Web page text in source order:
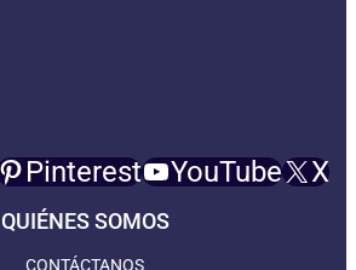
Pinterest YouTube X
QUIÉNES SOMOS
CONTÁCTANOS